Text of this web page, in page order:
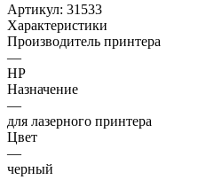
Артикул: 31533
Характеристики
Производитель принтера
—
HP
Назначение
—
для лазерного принтера
Цвет
—
черный